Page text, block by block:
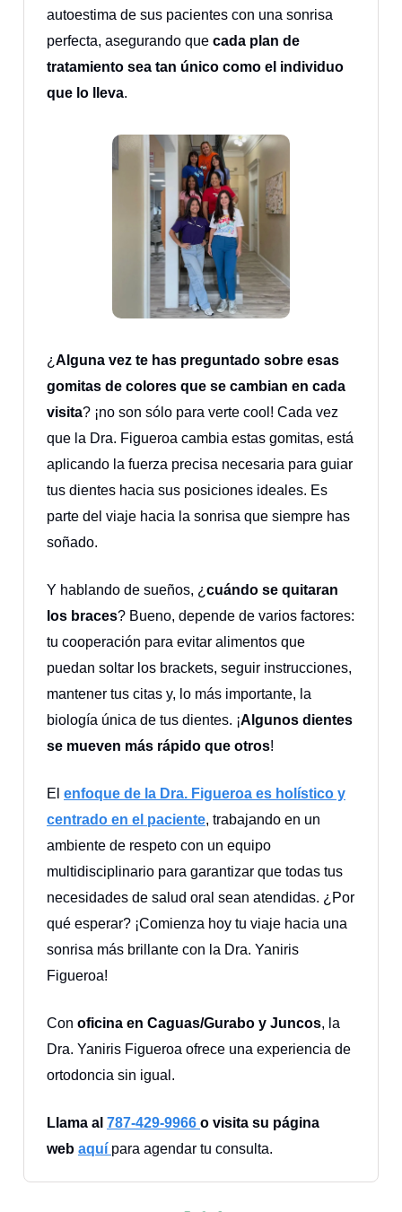
autoestima de sus pacientes con una sonrisa
perfecta, asegurando que cada plan de
tratamiento sea tan único como el individuo
que lo lleva.
¿ Alguna vez te has preguntado sobre esas
gomitas de colores que se cambian en cada
visita? ¡no son sólo para verte cool! Cada vez
que la Dra. Figueroa cambia estas gomitas, está
aplicando la fuerza precisa necesaria para guiar
tus dientes hacia sus posiciones ideales. Es
parte del viaje hacia la sonrisa que siempre has
soñado.
Y hablando de sueños, ¿ cuándo se quitaran
los braces? Bueno, depende de varios factores:
tu cooperación para evitar alimentos que
puedan soltar los brackets, seguir instrucciones,
mantener tus citas y, lo más importante, la
biología única de tus dientes. ¡Algunos dientes
se mueven más rápido que otros!
El enfoque de la Dra. Figueroa es holístico y
centrado en el paciente, trabajando en un
ambiente de respeto con un equipo
multidisciplinario para garantizar que todas tus
necesidades de salud oral sean atendidas. ¿Por
qué esperar? ¡Comienza hoy tu viaje hacia una
sonrisa más brillante con la Dra. Yaniris
Figueroa!
Con oficina en Caguas/Gurabo y Juncos, la
Dra. Yaniris Figueroa ofrece una experiencia de
ortodoncia sin igual.
Llama al 787-429-9966 o visita su página
web aquí para agendar tu consulta.